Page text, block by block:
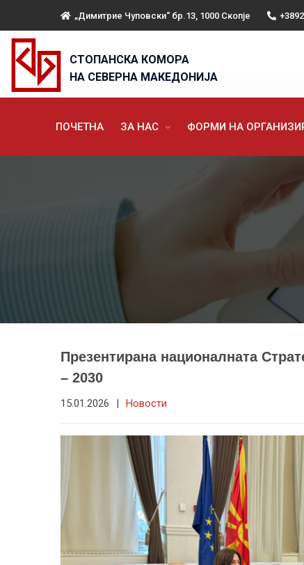
„Димитрие Чуповски“ бр.13, 1000 Скопје
СТОПАНСКА КОМОРА
НА СЕВЕРНА МАКЕДОНИЈА
ПОЧЕТНА ЗА НАС ФОРМИ НА
Презентирана националната
– 2030
15.01.2026 | Новости